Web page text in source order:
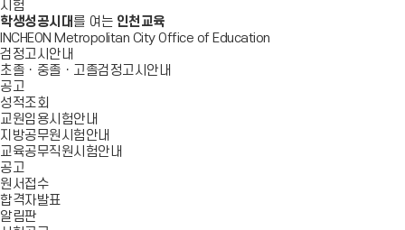
시험
학생성공시대 를 여는 인천교육
INCHEON Metropolitan City Office of Education
검정고시안내
초졸ㆍ중졸ㆍ고졸검정고시안내
공고
성적조회
교원임용시험안내
지방공무원시험안내
교육공무직원시험안내
공고
원서접수
합격자발표
알림판